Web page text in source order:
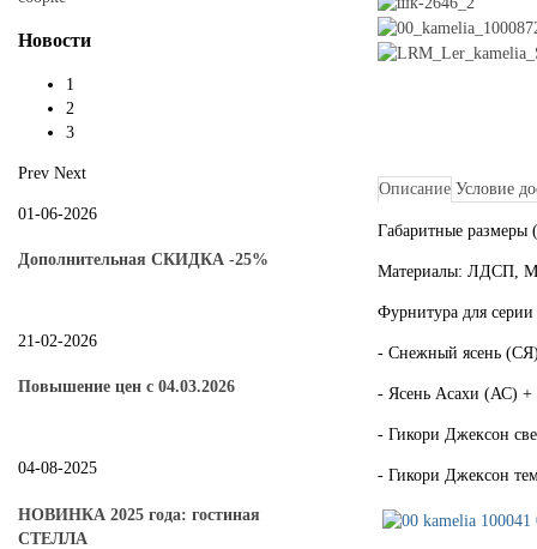
Описание Условие
Габаритные
Материалы: ЛДСП,
Фурнитура для
- Снежный ясень
- Ясень Асахи (АС)
- Гикори Джексон
- Гикори Джексон
Новости
1
2
3
Prev Next
01-06-2026
Дополнительная СКИДКА -25%
21-02-2026
Повышение цен с 04.03.2026
04-08-2025
НОВИНКА 2025 года: гостиная
СТЕЛЛА